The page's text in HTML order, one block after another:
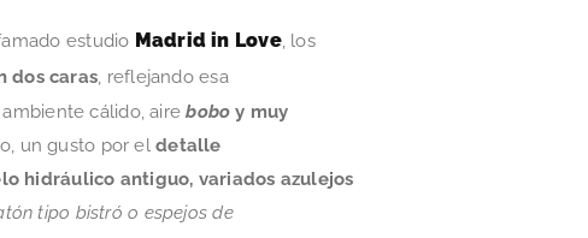
estudio Madrid in Love, los
dos caras, reflejando esa
ambiente cálido, aireboboy muy
un gusto por eldetalle
hidráulico antiguo, variados azulejos
tipo bistró o espejos de